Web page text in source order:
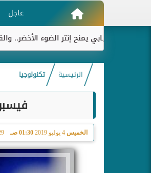
عاجل
ديابي يمنح إنتر الضوء الأخضر.. والقرار الأخير
الرئيسية تكنولوجيا
الخميس 4 يوليو 2019 01:30 صـ 29